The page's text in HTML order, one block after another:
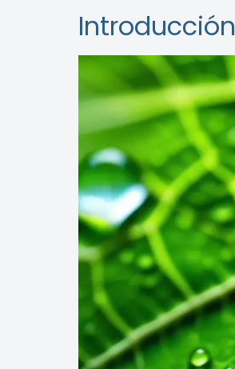
Introducción